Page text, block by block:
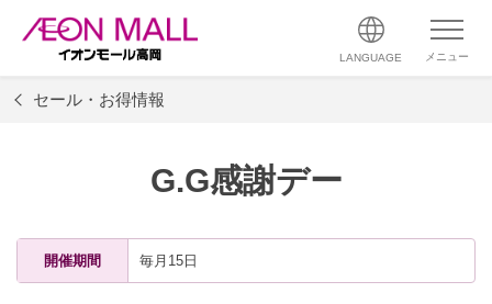
LANGUAGE メニュー
セール・お得情報
G.G感謝デー
開催期間 毎月15日